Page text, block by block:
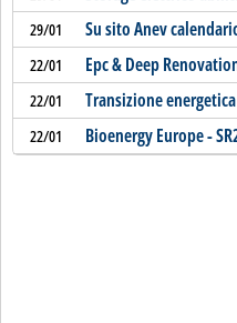
29/01 Su sito Anev
22/01 Epc & Deep
22/01 Transizione
22/01 Bioenergy Europe -